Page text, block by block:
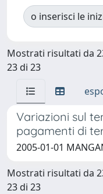
o inserisci le
Mostrati risultati da
23 di 23
Variazioni sul
pagamenti di
2005-01-01
Mostrati risultati da
23 di 23